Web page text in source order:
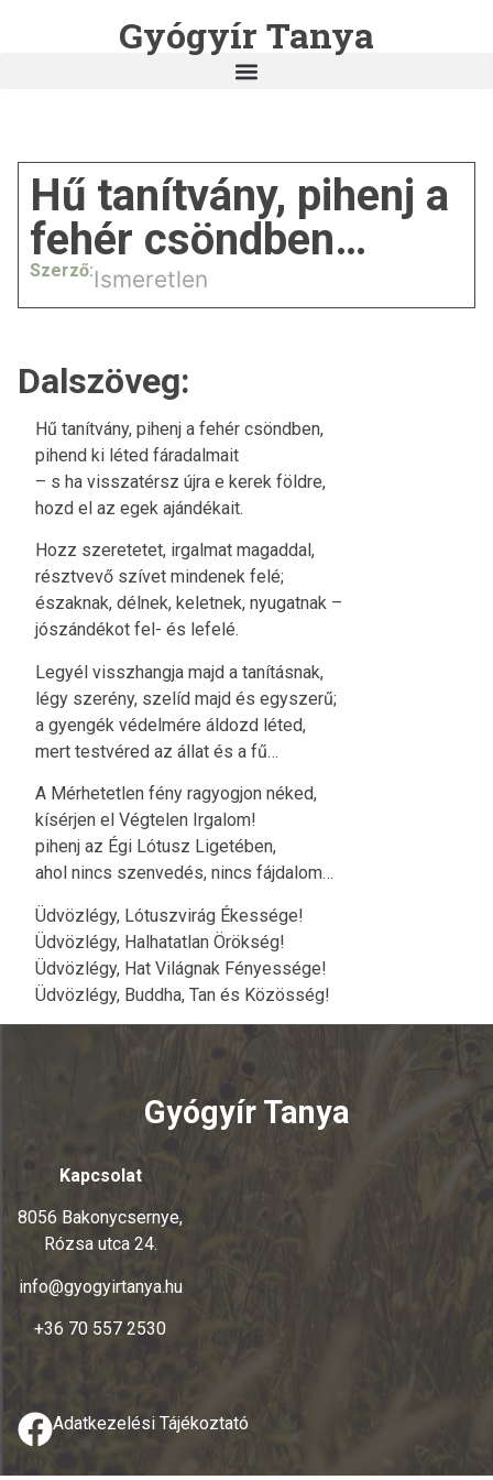
Gyógyír Tanya
Hű tanítvány, pihenj a
fehér csöndben…
Szerző:Ismeretlen
Dalszöveg:
Hű tanítvány, pihenj a fehér csöndben,
pihend ki léted fáradalmait
– s ha visszatérsz újra e kerek földre,
hozd el az egek ajándékait.
Hozz szeretetet, irgalmat magaddal,
résztvevő szívet mindenek felé;
északnak, délnek, keletnek, nyugatnak –
jószándékot fel- és lefelé.
Legyél visszhangja majd a tanításnak,
légy szerény, szelíd majd és egyszerű;
a gyengék védelmére áldozd léted,
mert testvéred az állat és a fű…
A Mérhetetlen fény ragyogjon néked,
kísérjen el Végtelen Irgalom!
pihenj az Égi Lótusz Ligetében,
ahol nincs szenvedés, nincs fájdalom…
Üdvözlégy, Lótuszvirág Ékessége!
Üdvözlégy, Halhatatlan Örökség!
Üdvözlégy, Hat Világnak Fényessége!
Üdvözlégy, Buddha, Tan és Közösség!
Gyógyír Tanya
Kapcsolat
8056 Bakonycsernye,
Rózsa utca 24.
info@gyogyirtanya.hu
+36 70 557 2530
Adatkezelési Tájékoztató